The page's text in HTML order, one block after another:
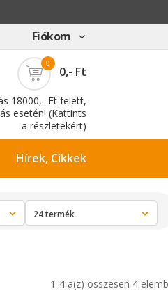
Fiókom
0
0,- Ft
18000,- Ft felett,
esetén! (Kattints
a részletekért)
Hírek, Cikkek
1-4 a(z) összesen 4